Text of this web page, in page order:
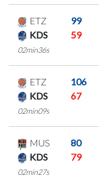
ETZ
99
KDS
59
02min36s
ETZ
106
KDS
67
02min09s
MUS
80
KDS
79
02min27s